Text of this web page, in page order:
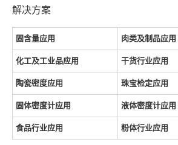
解决方案
固含量应用 肉类及制品应用
化工及工业品应用 干货行业应用
陶瓷密度应用 珠宝检定应用
固体密度计应用 液体密度计应用
食品行业应用 粉体行业应用